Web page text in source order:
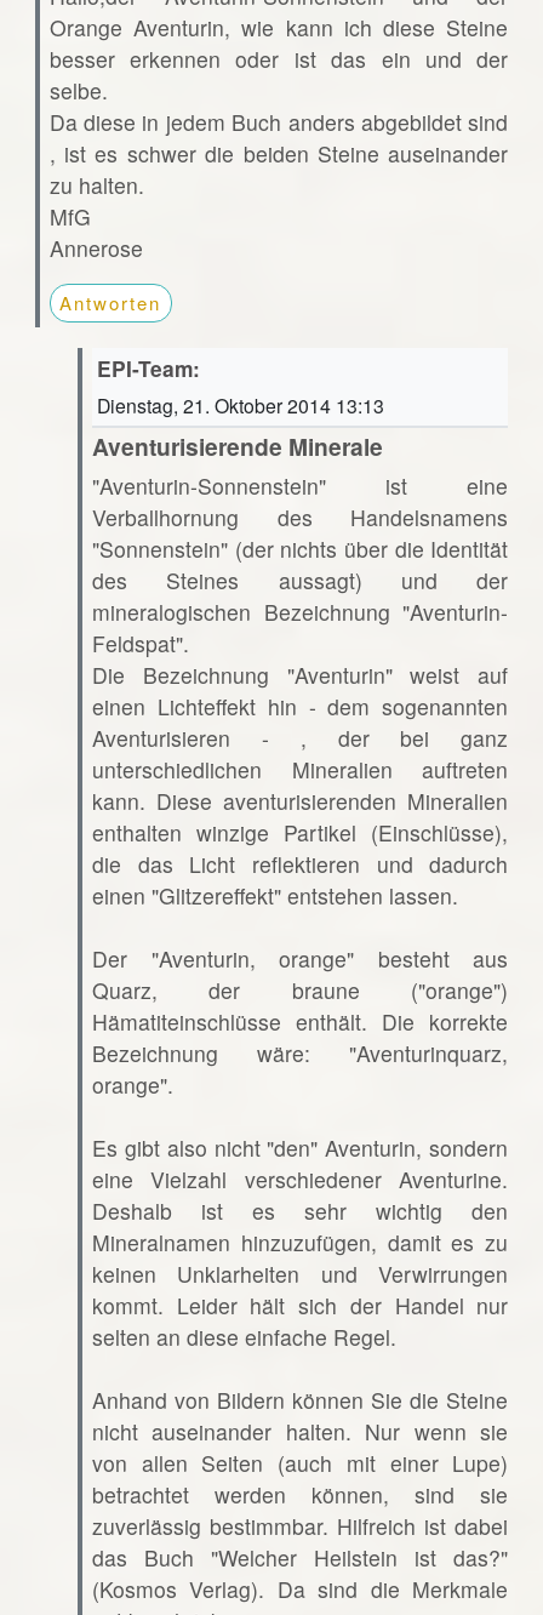
Orange Aventurin, wie kann ich diese Steine
besser erkennen oder ist das ein und der
selbe.
Da diese in jedem Buch anders abgebildet sind
, ist es schwer die beiden Steine auseinander
zu halten.
MfG
Annerose
Antworten
EPI-Team:
Dienstag, 21. Oktober 2014 13:13
Aventurisierende Minerale
"Aventurin-Sonnenstein" ist eine
Verballhornung des Handelsnamens
"Sonnenstein" (der nichts über die Identität
des Steines aussagt) und der
mineralogischen Bezeichnung "Aventurin-
Feldspat".
Die Bezeichnung "Aventurin" weist auf
einen Lichteffekt hin - dem sogenannten
Aventurisieren - , der bei ganz
unterschiedlichen Mineralien auftreten
kann. Diese aventurisierenden Mineralien
enthalten winzige Partikel (Einschlüsse),
die das Licht reflektieren und dadurch
einen "Glitzereffekt" entstehen lassen.
Der "Aventurin, orange" besteht aus
Quarz, der braune ("orange")
Hämatiteinschlüsse enthält. Die korrekte
Bezeichnung wäre: "Aventurinquarz,
orange".
Es gibt also nicht "den" Aventurin, sondern
eine Vielzahl verschiedener Aventurine.
Deshalb ist es sehr wichtig den
Mineralnamen hinzuzufügen, damit es zu
keinen Unklarheiten und Verwirrungen
kommt. Leider hält sich der Handel nur
selten an diese einfache Regel.
Anhand von Bildern können Sie die Steine
nicht auseinander halten. Nur wenn sie
von allen Seiten (auch mit einer Lupe)
betrachtet werden können, sind sie
zuverlässig bestimmbar. Hilfreich ist dabei
das Buch "Welcher Heilstein ist das?"
(Kosmos Verlag). Da sind die Merkmale